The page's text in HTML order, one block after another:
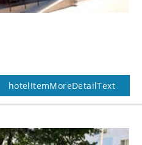
hotelItemMoreDetailText